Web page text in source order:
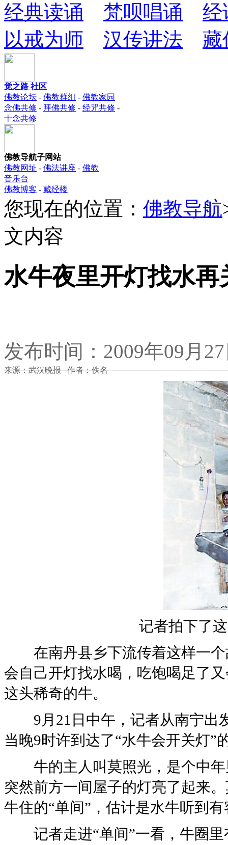
经典读诵
梵呗唱诵
经
以戒为师
汉传讲法 藏
觉之路 社区
佛教论坛 - 佛教群组 - 佛教家园
念佛共修 - 拜佛共修 - 经咒共修 -
十念共修
佛教导航子网站
佛教网址 - 佛法讲座 - 佛教
音乐台
佛教博客 - 藏经楼
您现在的位置： 佛教导航
文内容
水牛夜里开灯找水再
发布时间：2009年09月
来源：武汉晚报 作者：佚名
记者拍下了
在南丹县乡下流传着这样一个
会自己开灯找水喝，吃饱喝足了
这头稀奇的牛。
9月21日中午，记者从南宁出
当晚9时许到达了“水牛会开关灯
牛的主人叫莫照光，是个中年
突然前方一间屋子的灯亮了起来
牛住的“单间”，估计是水牛听到
记者走进“单间”一看，牛圈里